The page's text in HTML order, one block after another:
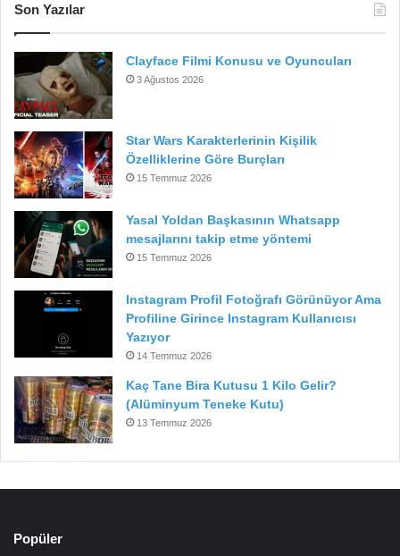
Son Yazılar
Clayface Filmi Konusu ve Oyuncuları
3 Ağustos 2026
Star Wars Karakterlerinin Kişilik
Özelliklerine Göre Burçları
15 Temmuz 2026
Yasal Yoldan Başkasının Whatsapp
mesajlarını takip etme yöntemi
15 Temmuz 2026
Instagram Profil Fotoğrafı Görünüyor Ama
Profiline Girince Instagram Kullanıcısı
Yazıyor
14 Temmuz 2026
Kaç Tane Bira Kutusu 1 Kilo Gelir?
(Alüminyum Teneke Kutu)
13 Temmuz 2026
Popüler